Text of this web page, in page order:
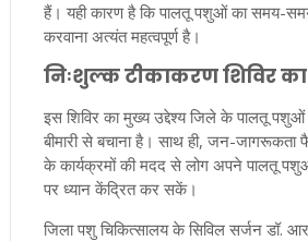
हैं। यही कारण है कि पालतू पशुओं का समय-
करवाना अत्यंत महत्वपूर्ण है।
निःशुल्क टीकाकरण शिविर का
इस शिविर का मुख्य उद्देश्य जिले के पालतू
बीमारी से बचाना है। साथ ही, जन-
के कार्यक्रमों की मदद से लोग अपने पालतू
पर ध्यान केंद्रित कर सकें।
जिला पशु चिकित्सालय के सिविल सर्जन डॉ.